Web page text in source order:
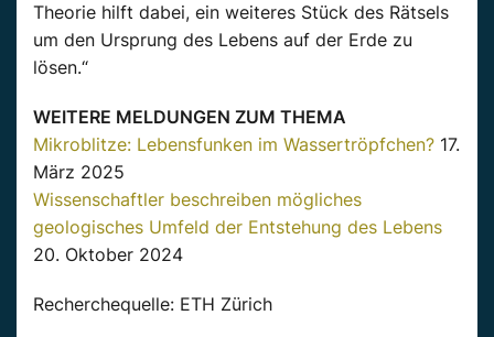
Theorie hilft dabei, ein weiteres Stück des Rätsels
um den Ursprung des Lebens auf der Erde zu
lösen.“
WEITERE MELDUNGEN ZUM THEMA
Mikroblitze: Lebensfunken im Wassertröpfchen? 17.
März 2025
Wissenschaftler beschreiben mögliches
geologisches Umfeld der Entstehung des Lebens
20. Oktober 2024
Recherchequelle: ETH Zürich